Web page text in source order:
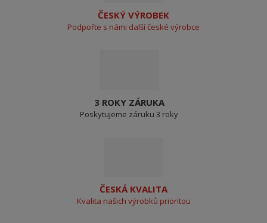
ČESKÝ VÝROBEK
Podpořte s námi další české výrobce
3 ROKY ZÁRUKA
Poskytujeme záruku 3 roky
ČESKÁ KVALITA
Kvalita našich výrobků prioritou